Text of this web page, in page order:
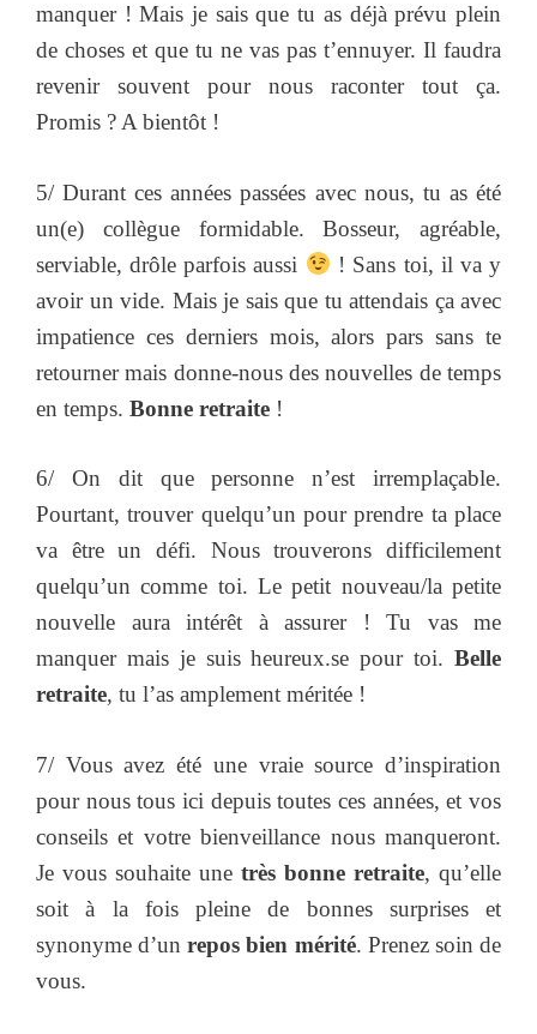
manquer ! Mais je sais que tu as déjà prévu plein
de choses et que tu ne vas pas t’ennuyer. Il faudra
revenir souvent pour nous raconter tout ça.
Promis ? A bientôt !
5/ Durant ces années passées avec nous, tu as été
un(e) collègue formidable. Bosseur, agréable,
serviable, drôle parfois aussi
! Sans toi, il va y
avoir un vide. Mais je sais que tu attendais ça avec
impatience ces derniers mois, alors pars sans te
retourner mais donne-nous des nouvelles de temps
en temps. Bonne retraite !
6/ On dit que personne n’est irremplaçable.
Pourtant, trouver quelqu’un pour prendre ta place
va être un défi. Nous trouverons difficilement
quelqu’un comme toi. Le petit nouveau/la petite
nouvelle aura intérêt à assurer ! Tu vas me
manquer mais je suis heureux.se pour toi. Belle
retraite, tu l’as amplement méritée !
7/ Vous avez été une vraie source d’inspiration
pour nous tous ici depuis toutes ces années, et vos
conseils et votre bienveillance nous manqueront.
Je vous souhaite une très bonne retraite, qu’elle
soit à la fois pleine de bonnes surprises et
synonyme d’unrepos bien mérité. Prenez soin de
vous.